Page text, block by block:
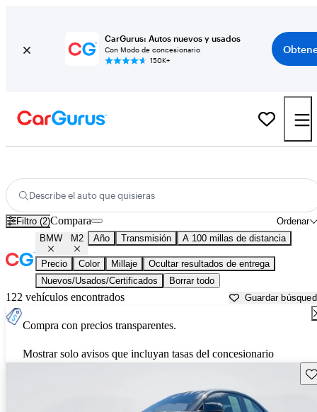
CarGurus: Autos nuevos y usados
Con Modo de concesionario
150K+
Describe el auto que quisieras
Filtro (2) Ordenar
Compara
BMW M2 Año Transmisión A 100 millas de distancia
Precio Color Millaje
Ocultar resultados de entrega
Nuevos/Usados/Certificados
Borrar todo
122 vehículos encontrados Guardar
Compra con precios transparentes.
Mostrar solo avisos que incluyan tasas del concesionario